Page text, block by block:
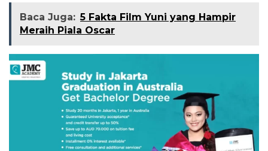
Baca Juga: 5 Fakta Film Yuni yang Hampir
Meraih Piala Oscar